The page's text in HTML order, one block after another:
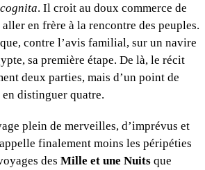
. Il croit au doux commerce de
en frère à la rencontre des peuples.
contre l’avis familial, sur un navire
sa première étape. De là, le récit
deux parties, mais d’un point de
distinguer quatre.
plein de merveilles, d’imprévus et
finalement moins les péripéties
des Mille et une Nuits que